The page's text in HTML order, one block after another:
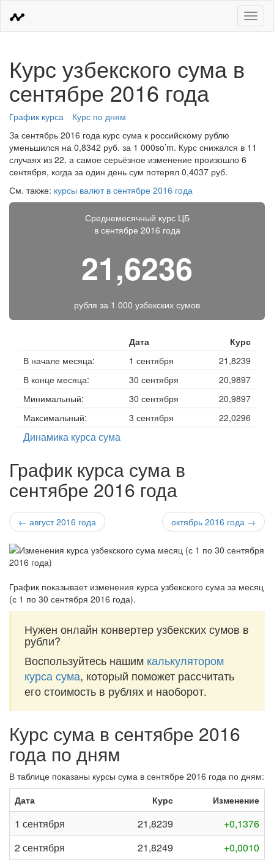
Меню
Курс узбекского сума в
сентябре 2016 года
График курса
Курс по дням
За сентябрь 2016 года курс сума к российскому рублю
уменьшился на 0,8342 руб. за 1 000so’m. Курс снижался в 11
случаях из 22, а самое серьёзное изменение произошло 6
сентября, когда за один день сум потерял 0,4037 руб.
См. также: курсы валют в сентябре 2016 года
Среднемесячный курс ЦБ
в сентябре 2016 года
21,6236
рубля за 1 000 узбекских сумов
Дата
Курс
В начале месяца:
1 сентября
21,8239
В конце месяца:
30 сентября
20,9897
Минимальный:
30 сентября
20,9897
Максимальный:
3 сентября 22,0296
Динамика курса сума
График курса сума в
сентябре 2016 года
← август 2016 года октябрь 2016 года →
График показывает изменения курса узбекского сума за месяц
(с 1 по 30 сентября 2016 года).
Нужен онлайн конвертер узбекских сумов в
рубли?
Воспользуйтесь нашим калькулятором
курса сума, который поможет рассчитать
его стоимость в рублях и наоборот.
Курс сума в сентябре 2016
года по дням
В таблице показаны курсы сума в сентябре 2016 года по дням:
Дата
Курс Изменение
1 сентября 21,8239
+0,1376
2 сентября
21,8249
+0,0010